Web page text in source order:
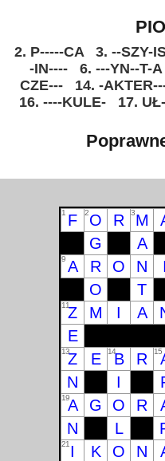
2. P-----CA 3. --SZY-
-IN----
6. ---YN--T-A
CZE---
14. -
16. ----KULE-
17.
1 F 2O R 3M
G
A
9 A R O N I
O
T
11Z M I A
E
13Z E 14B R 15
N
I
19A G O R
N
L
21 I K O N